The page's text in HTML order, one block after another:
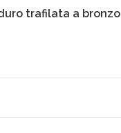
trafilata a bronzo